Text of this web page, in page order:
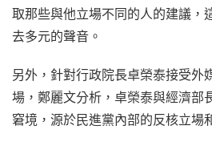
取那些與他立場不同的人的建議，
去多元的聲音。
另外，針對行政院長卓榮泰接受外
場，鄭麗文分析，卓榮泰與經濟部
窘境，源於民進黨內部的反核立場